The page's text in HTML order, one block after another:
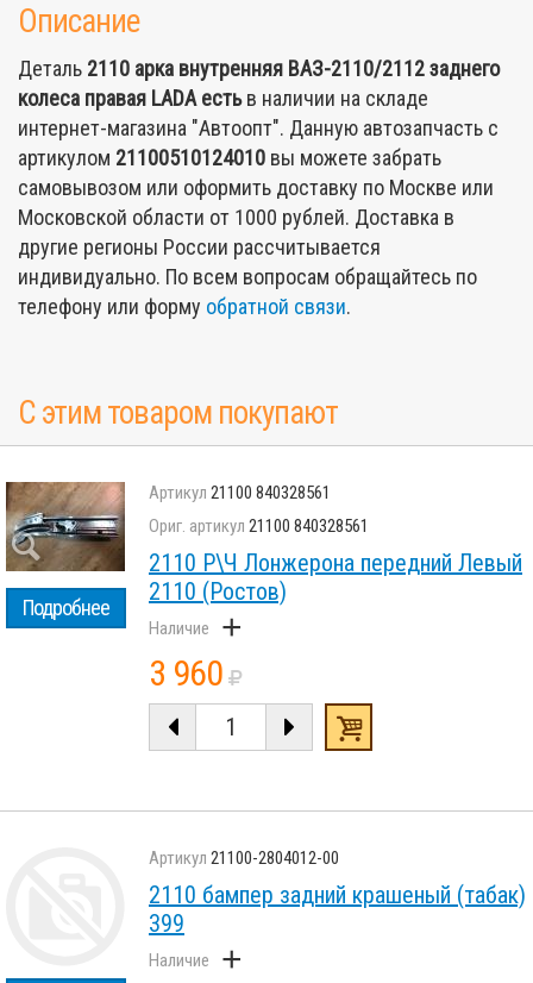
Описание
Деталь 2110 арка внутренняя ВАЗ-2110/2112 заднего
колеса правая LADA естьв наличии на складе
интернет-магазина "Автоопт". Данную автозапчасть с
артикулом 21100510124010 вы можете забрать
самовывозом или оформить доставку по Москве или
Московской области от 1000 рублей. Доставка в
другие регионы России рассчитывается
индивидуально. По всем вопросам обращайтесь по
телефону или форму обратной связи.
С этим товаром покупают
Подробнее
21100 840328561
21100 840328561
2110 Р\Ч Лонжерона передний Левый
2110 (Ростов)
+
3 960
21100-2804012-00
2110 бампер задний крашеный (табак)
399
+